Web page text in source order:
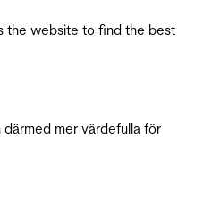
the website to find the best
mer värdefulla för